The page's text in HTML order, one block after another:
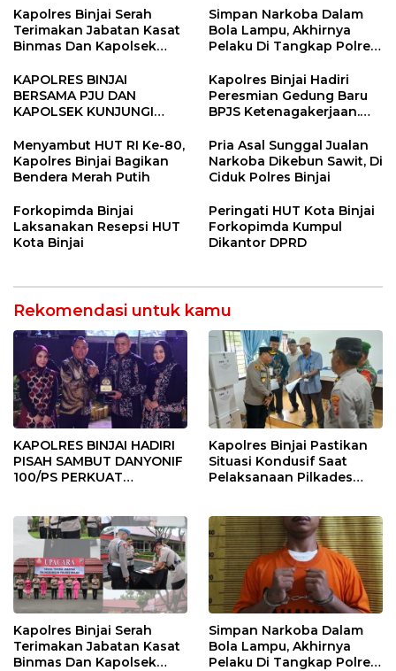
Kapolres Binjai Serah
Terimakan Jabatan Kasat
Binmas Dan Kapolsek
Simpan Narkoba Dalam
Bola Lampu, Akhirnya
Pelaku Di Tangkap Polres
KAPOLRES BINJAI
BERSAMA PJU DAN
KAPOLSEK KUNJUNGI
BINJAI
Kapolres Binjai Hadiri
Peresmian Gedung Baru
BPJS Ketenagakerjaan.
Menyeluruh bagi Pekerja”
Menyambut HUT RI Ke-80,
Kapolres Binjai Bagikan
Bendera Merah Putih
Pria Asal Sunggal Jualan
Narkoba Dikebun Sawit, Di
Ciduk Polres Binjai
Forkopimda Binjai
Laksanakan Resepsi HUT
Kota Binjai
Peringati HUT Kota Binjai
Forkopimda Kumpul
Dikantor DPRD
Rekomendasi untuk kamu
KAPOLRES BINJAI HADIRI
PISAH SAMBUT DANYONIF
100/PS PERKUAT
Kapolres Binjai Pastikan
Situasi Kondusif Saat
Pelaksanaan Pilkades
Kapolres Binjai Serah
Terimakan Jabatan Kasat
Binmas Dan Kapolsek
Simpan Narkoba Dalam
Bola Lampu, Akhirnya
Pelaku Di Tangkap Polres